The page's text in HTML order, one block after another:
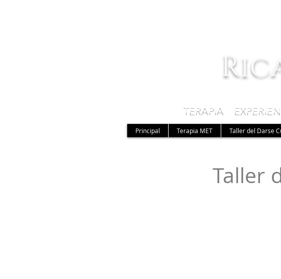
TERAPIA
Principal Terapia MET Taller del Darse
Taller